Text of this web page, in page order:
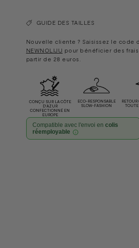
GUIDE DES TAILLES
Nouvelle cliente ? Saisissez le code
NEWNOLIJU pour bénéficier des
partir de 28 euros.
CONÇU SUR LA CÔTE
D'AZUR
CONFECTIONNÉ EN
EUROPE
ECO-RESPONSABLE
SLOW-FASHION
RETOUR
Compatible avec l'envoi en colis
réemployable